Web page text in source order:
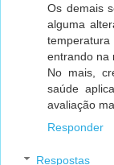
Os demais
alguma
entrando na
No mais,
saúde
avaliação
Responder
Respostas